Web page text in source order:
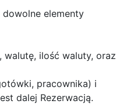
elementy
walutę, ilość waluty, oraz
pracownika) i
dalej Rezerwacją.